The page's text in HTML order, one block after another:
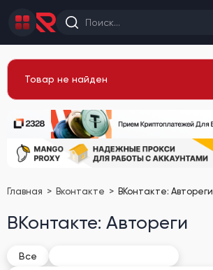
Товар не найден
Главная Вконтакте ВКонтакте: Автореги
ВКонтакте: Автореги
Все